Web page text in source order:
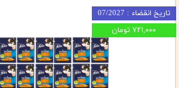
تاریخ انقضاء : 07/2027
۷۲۱,۰۰۰ تومان